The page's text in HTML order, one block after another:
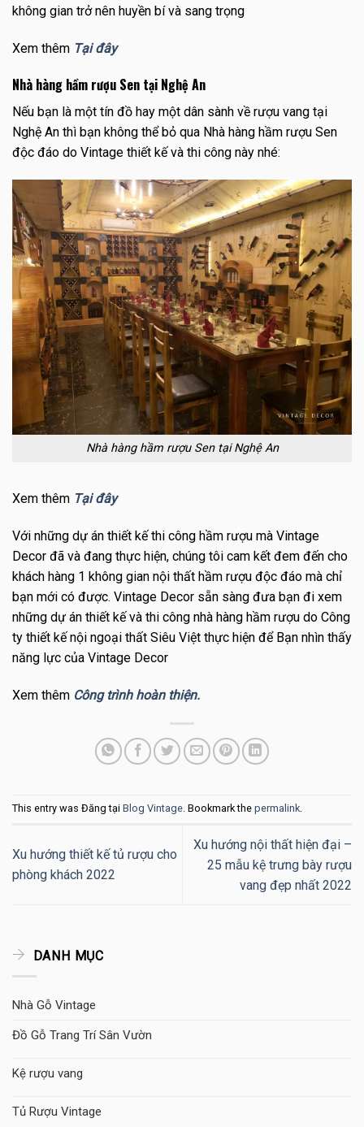
không gian trở nên huyền bí và sang trọng
Xem thêm Tại đây
Nhà hàng hầm rượu Sen tại Nghệ An
Nếu bạn là một tín đồ hay một dân sành về rượu vang tại
Nghệ An thì bạn không thể bỏ qua Nhà hàng hầm rượu Sen
độc đáo do Vintage thiết kế và thi công này nhé:
Nhà hàng hầm rượu Sen tại Nghệ An
Xem thêm Tại đây
Với những dự án thiết kế thi công hầm rượu mà Vintage
Decor đã và đang thực hiện, chúng tôi cam kết đem đến cho
khách hàng 1 không gian nội thất hầm rượu độc đáo mà chỉ
bạn mới có được. Vintage Decor sẵn sàng đưa bạn đi xem
những dự án thiết kế và thi công nhà hàng hầm rượu do Công
ty thiết kế nội ngoại thất Siêu Việt thực hiện để Bạn nhìn thấy
năng lực của Vintage Decor
Xem thêm Công trình hoàn thiện.
This entry was Đăng tại Blog Vintage. Bookmark the permalink.
Xu hướng thiết kế tủ rượu cho
phòng khách 2022
Xu hướng nội thất hiện đại –
25 mẫu kệ trưng bày rượu
vang đẹp nhất 2022
DANH MỤC
Nhà Gỗ Vintage
Đồ Gỗ Trang Trí Sân Vườn
Kệ rượu vang
Tủ Rượu Vintage